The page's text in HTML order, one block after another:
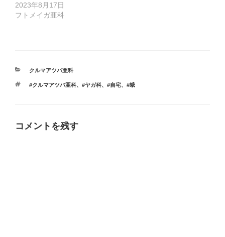
2023年8月17日
フトメイガ亜科
カ
ゴ
クルマアツバ亜科
タ
#クルマアツバ亜科、 #ヤガ科、 #自宅、 #蛾
コメントを残す